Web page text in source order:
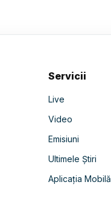
Servicii
Live
Video
Emisiuni
Ultimele Știri
Aplicația Mobilă